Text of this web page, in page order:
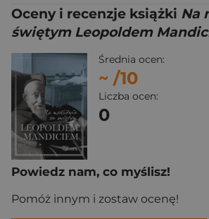
Oceny i recenzje książki Na
świętym Leopoldem
Średnia ocen:
~ /10
Liczba ocen:
0
Powiedz nam, co myślisz!
Pomóż innym i zostaw ocenę!